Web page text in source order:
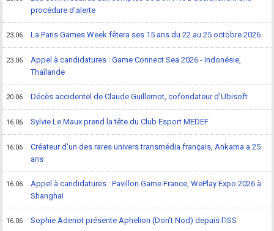
procédure d'alerte
23.06 La Paris Games Week fêtera ses 15 ans du 22 au 25 octobre 2026
23.06
Appel à candidatures : Game Connect Sea 2026 - Indonésie,
Thaïlande
20.06 Décès accidentel de Claude Guillemot, cofondateur d'Ubisoft
16.06 Sylvie Le Maux prend la tête du Club Esport MEDEF
16.06
Créateur d'un des rares univers transmédia français, Ankama a 25
ans
16.06
Appel à candidatures : Pavillon Game France, WePlay Expo 2026 à
Shanghai
16.06 Sophie Adenot présente Aphelion (Don't Nod) depuis l'ISS